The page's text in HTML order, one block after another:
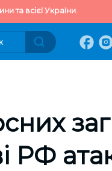
та всієї України.
РФ